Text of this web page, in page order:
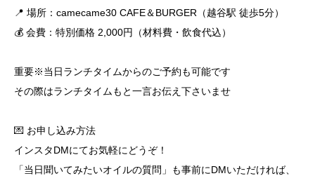
​📍 場所：camecame30 CAFE＆BURGER（越谷駅 徒歩5分）
​💰 会費：特別価格 2,000円（材料費・飲食代込）
重要※当日ランチタイムからのご予約も可能です
その際はランチタイムもと一言お伝え下さいませ
​💌 お申し込み方法
インスタDMにてお気軽にどうぞ！
「当日聞いてみたいオイルの質問」も事前にDMいただければ、